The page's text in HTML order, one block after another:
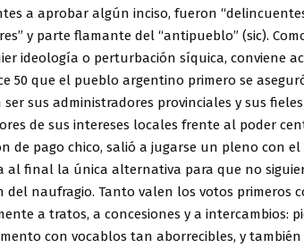
a aprobar algún inciso, fueron
y parte flamante del “antipueblo” (sic).
ideología o perturbación síquica, conviene
50 que el pueblo argentino primero se
sus administradores provinciales y sus
de sus intereses locales frente al poder
de pago chico, salió a jugarse un pleno con
al final la única alternativa para que no
del naufragio. Tanto valen los votos primeros
a tratos, a concesiones y a intercambios:
con vocablos tan aborrecibles, y